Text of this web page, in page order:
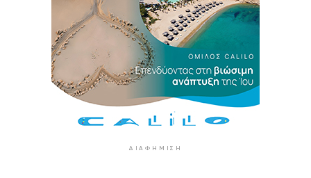
ΔΙΑΦΉΜΙΣΗ